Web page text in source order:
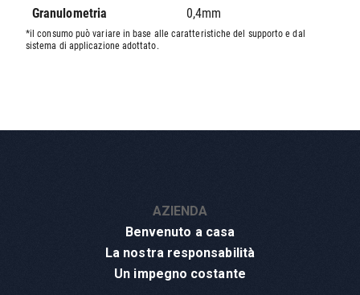
Granulometria
0,4mm
*il consumo può variare in base alle caratteristiche del supporto e dal
sistema di applicazione adottato.
AZIENDA
Benvenuto a casa
La nostra responsabilità
Un impegno costante